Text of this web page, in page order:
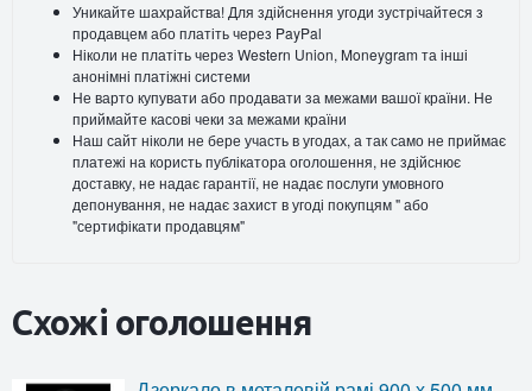
Уникайте шахрайства! Для здійснення угоди зустрічайтеся з
продавцем або платіть через PayPal
Ніколи не платіть через Western Union, Moneygram та інші
анонімні платіжні системи
Не варто купувати або продавати за межами вашої країни. Не
приймайте касові чеки за межами країни
Наш сайт ніколи не бере участь в угодах, а так само не приймає
платежі на користь публікатора оголошення, не здійснює
доставку, не надає гарантії, не надає послуги умовного
депонування, не надає захист в угоді покупцям " або
"сертифікати продавцям"
Схожі оголошення